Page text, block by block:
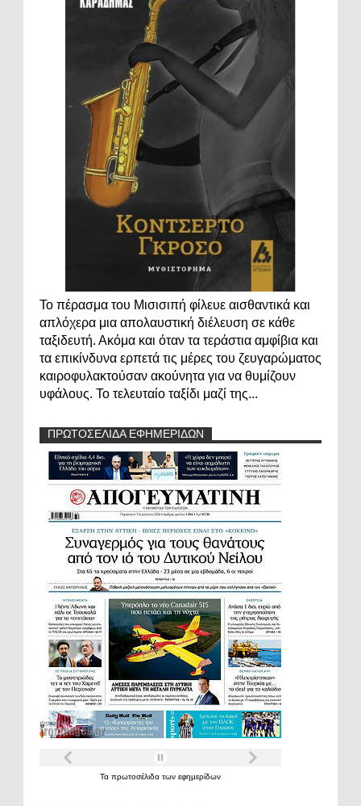
Το πέρασμα του Μισισιπή φίλευε αισθαντικά και
απλόχερα μια απολαυστική διέλευση σε κάθε
ταξιδευτή. Ακόμα και όταν τα τεράστια αμφίβια και
τα επικίνδυνα ερπετά τις μέρες του ζευγαρώματος
καιροφυλακτούσαν ακούνητα για να θυμίζουν
υφάλους. Το τελευταίο ταξίδι μαζί της...
ΠΡΩΤΟΣΕΛΙΔΑ ΕΦΗΜΕΡΙΔΩΝ
Τα πρωτοσέλιδα των εφημερίδων